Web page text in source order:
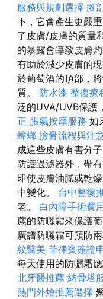
服務與規劃選擇 腳
下，它會產生更嚴
了皮膚/皮膚的質量
的暴露會導致皮膚
有助於減少皮膚的
於葡萄酒的頂部，
質。 防水漆 整復療
泛的UVA/UVB保護
正 脹氣按摩服務 如
蟑螂 撿骨流程與注
成這些皮膚有害分
防護過濾器外，帶
即使皮膚油膩或乾
中變化。 台中整復
老。 白內障手術費
薦的防曬霜來保護
廣譜防曬霜可預防
紋醫美 菲律賓簽證
每天使用的防曬霜
北牙醫推薦 納骨塔
熱門外燴推薦選擇